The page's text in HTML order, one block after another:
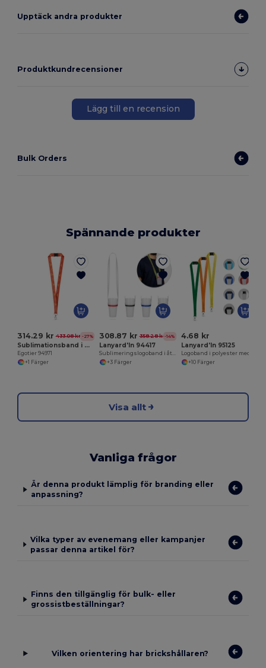
Upptäck andra produkter
Produktkundrecensioner
Lägg till en recension
Bulk Orders
Spännande produkter
314.29 kr 433.08 kr -27%
Sublimationsband i polyester
Egotier 94971
+1 Färger
308.87 kr 358.28 kr-14%
Lanyard'In 94417
Sublimeringslogoband i återvunnen polyester (100 % rPET) med silikonmugghållare
+3 Färger
4.68 kr
Lanyard'In 95125
+10 Färger
Visa allt
Vanliga frågor
Är denna produkt lämplig för branding eller
anpassning?
Vilka typer av evenemang eller kampanjer
passar denna artikel för?
Finns den tillgänglig för bulk- eller
grossistbeställningar?
Vilken orientering har brickshållaren?